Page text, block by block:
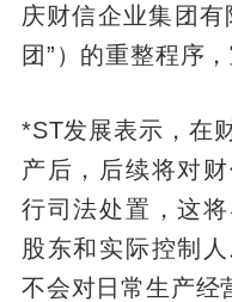
庆财信企业集团
团”）的重整程序
*ST发展表示，在
产后，后续将对
行司法处置，这
股东和实际控制
不会对日常生产经